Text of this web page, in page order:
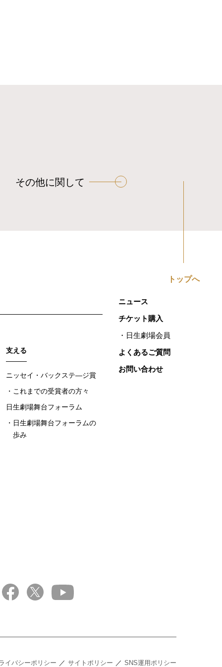
その他に関して
トップへ
支える
ニッセイ・バックステ―ジ賞
これまでの受賞者の方々
日生劇場舞台フォーラム
日生劇場舞台フォーラムの
歩み
ニュース
チケット購入
日生劇場会員
よくあるご質問
お問い合わせ
イバシーポリシー サイトポリシー SNS運用ポリシー